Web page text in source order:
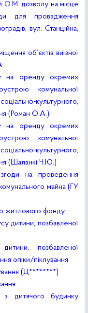
дозволу на місце
для провадження
вул. Станційна,
об’єктів виїзної
на оренду окремих
комунальної
культурного,
(Роман О.А.)
на оренду окремих
комунальної
культурного,
(Шаланкі Ч.Ю.)
на проведення
майна (ГУ
житлового фонду
дитини, позбавленої
позбавленої
опіки/піклування
(Д********)
дитячого будинку